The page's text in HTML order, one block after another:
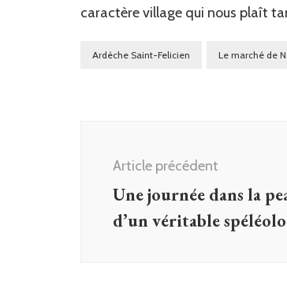
caractère village qui nous plaît
Ardèche Saint-Felicien Le marché de
d'article
Article précédent
Une journée dans la
d’un véritable